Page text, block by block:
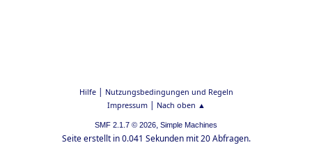
Hilfe| Nutzungsbedingungen und Regeln
Impressum| Nach oben ▲
SMF 2.1.7 © 2026, Simple Machines
Seite erstellt in 0.041 Sekunden mit 20 Abfragen.